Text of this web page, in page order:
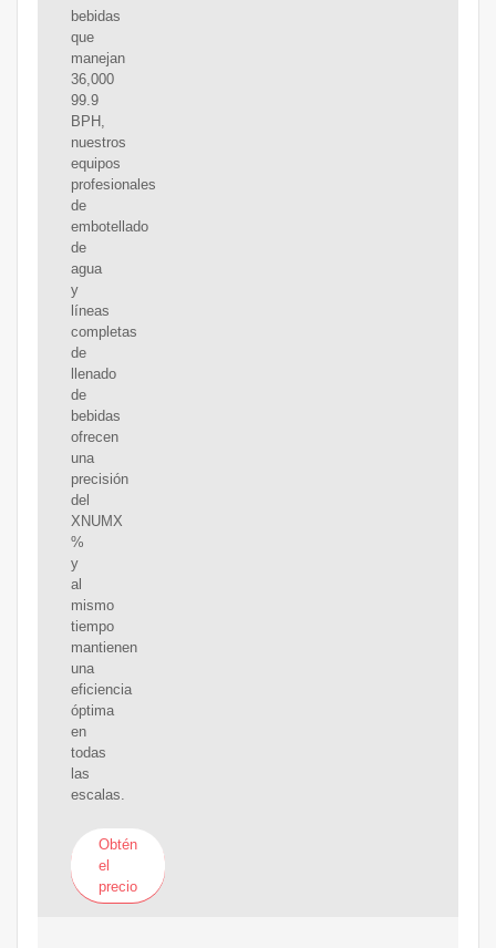
bebidas
que
manejan
36,000
99.9
BPH,
nuestros
equipos
profesionales
de
embotellado
de
agua
y
líneas
completas
de
llenado
de
bebidas
ofrecen
una
precisión
del
XNUMX
%
y
al
mismo
tiempo
mantienen
una
eficiencia
óptima
en
todas
las
escalas.
Obtén
el
precio